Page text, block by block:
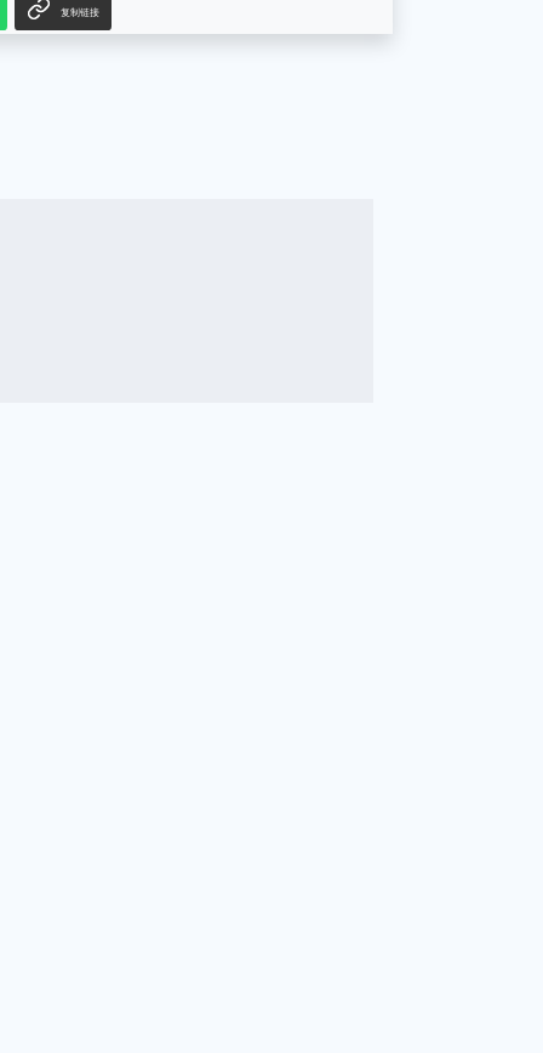
复制链接